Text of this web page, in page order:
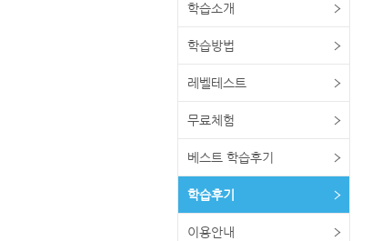
학습소개
학습방법
레벨테스트
무료체험
베스트 학습후기
학습후기
이용안내